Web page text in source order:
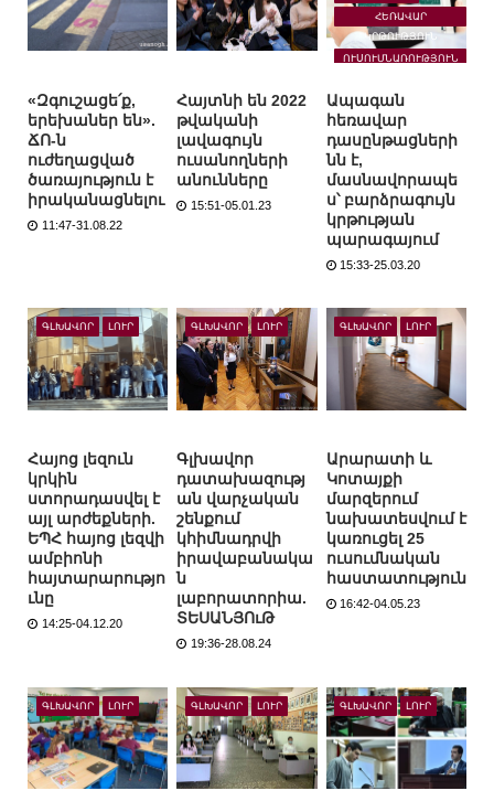
«Զգուշացե՛ք,
երեխաներ են».
ՃՈ-ն
ուժեղացված
ծառայություն է
իրականացնելու
11:47-31.08.22
Հայտնի են 2022
թվականի
լավագույն
ուսանողների
անունները
15:51-05.01.23
ՀԵՌԱՎԱՐ
ԿՐԹՈՒԹՅՈՒՆ
ՈՒՍՈՒՄՆԱՌՈՒԹՅՈՒՆ
Ապագան
հեռավար
դասընթացների
նն է,
մասնավորապե
ս՝ բարձրագույն
կրթության
պարագայում
15:33-25.03.20
ԳԼԽԱՎՈՐ ԼՈՒՐ
Հայոց լեզուն
կրկին
ստորադասվել է
այլ արժեքների.
ԵՊՀ հայոց լեզվի
ամբիոնի
հայտարարությո
ւնը
14:25-04.12.20
ԳԼԽԱՎՈՐ ԼՈՒՐ
Գլխավոր
դատախազությ
ան վարչական
շենքում
կհիմնադրվի
իրավաբանակա
ն
լաբորատորիա.
ՏԵՍԱՆՅՈւԹ
19:36-28.08.24
ԳԼԽԱՎՈՐ ԼՈՒՐ
Արարատի և
Կոտայքի
մարզերում
նախատեսվում է
կառուցել 25
ուսումնական
հաստատություն
16:42-04.05.23
ԳԼԽԱՎՈՐ ԼՈՒՐ ԳԼԽԱՎՈՐ ԼՈՒՐ ԳԼԽԱՎՈՐ ԼՈՒՐ